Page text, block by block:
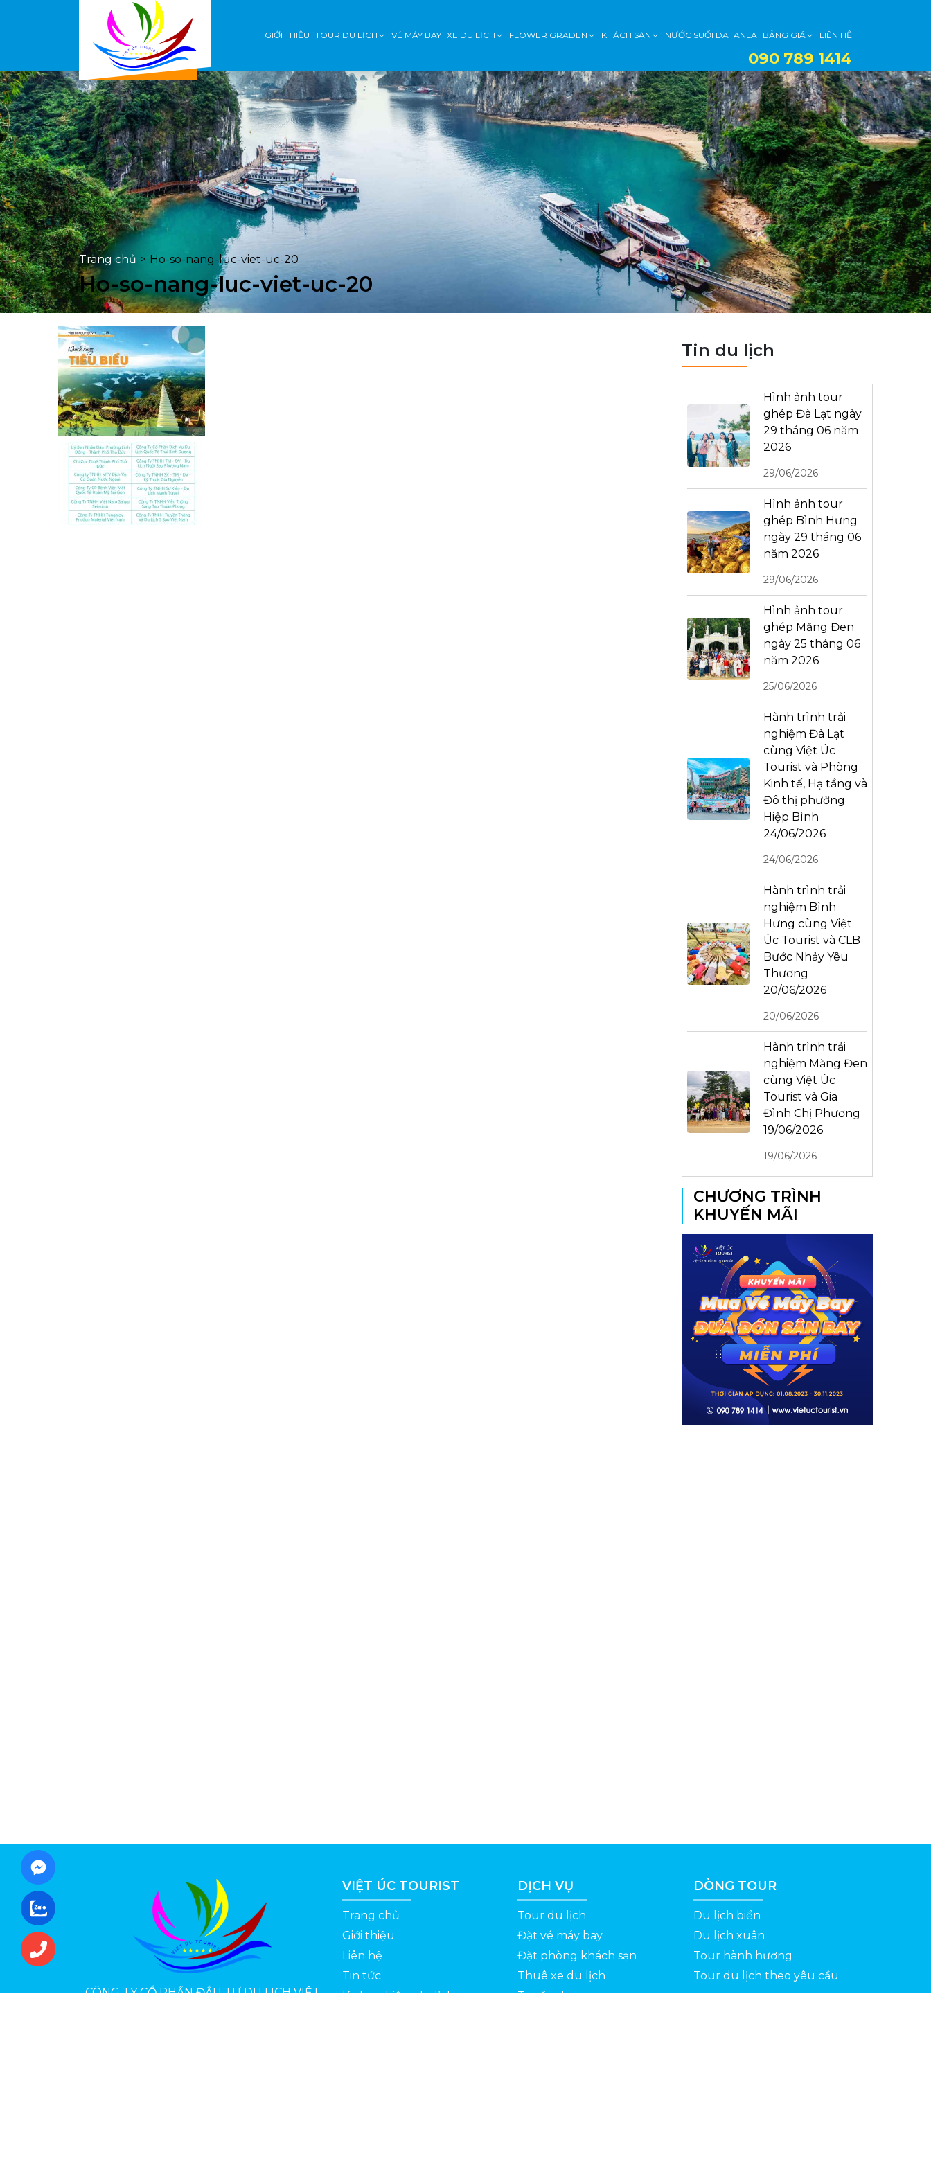
GIỚI THIỆU TOUR DU LỊCH VÉ MÁY BAY XE DU LỊCH FLOWER GRADEN KHÁCH SẠN NƯỚC SUỐI DATANLA BẢNG GIÁ LIÊN HỆ
090 789 1414
Trang chủ > Ho-so-nang-luc-viet-uc-20
Ho-so-nang-luc-viet-uc-20
Tin du lịch
Hình ảnh tour
ghép Đà Lạt ngày
29 tháng 06 năm
2026
29/06/2026
Hình ảnh tour
ghép Bình Hưng
ngày 29 tháng 06
năm 2026
29/06/2026
Hình ảnh tour
ghép Măng Đen
ngày 25 tháng 06
năm 2026
25/06/2026
Hành trình trải
nghiệm Đà Lạt
cùng Việt Úc
Tourist và Phòng
Kinh tế, Hạ tầng và
Đô thị phường
Hiệp Bình
24/06/2026
24/06/2026
Hành trình trải
nghiệm Bình
Hưng cùng Việt
Úc Tourist và CLB
Bước Nhảy Yêu
Thương
20/06/2026
20/06/2026
Hành trình trải
nghiệm Măng Đen
cùng Việt Úc
Tourist và Gia
Đình Chị Phương
19/06/2026
19/06/2026
CHƯƠNG TRÌNH
KHUYẾN MÃI
CÔNG TY CỔ PHẦN ĐẦU TƯ DU LỊCH VIỆT
VIỆT ÚC TOURIST
Trang chủ
Giới thiệu
Liên hệ
Tin tức
Kinh nghiệm du lịch
DỊCH VỤ
Tour du lịch
Đặt vé máy bay
Đặt phòng khách sạn
Thuê xe du lịch
Tuyển dụng
DÒNG TOUR
Du lịch biển
Du lịch xuân
Tour hành hương
Tour du lịch theo yêu cầu